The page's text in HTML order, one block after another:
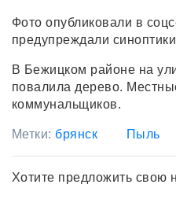
Фото опубликовали в
предупреждали
В Бежицком районе на
повалила дерево.
коммунальщиков.
Метки: брянск Пыль
Хотите предложить свою